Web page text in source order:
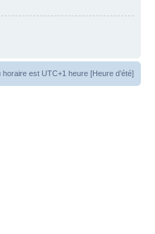
horaire est UTC+1 heure [Heure d’été]